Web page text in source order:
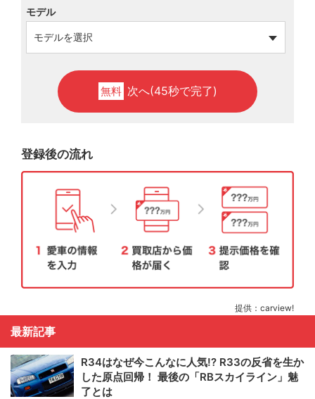
モデル
無料 次へ(45秒で完了)
登録後の流れ
提供：carview!
最新記事
R34はなぜ今こんなに人気!? R33の反省を生か
した原点回帰！ 最後の「RBスカイライン」魅
了とは